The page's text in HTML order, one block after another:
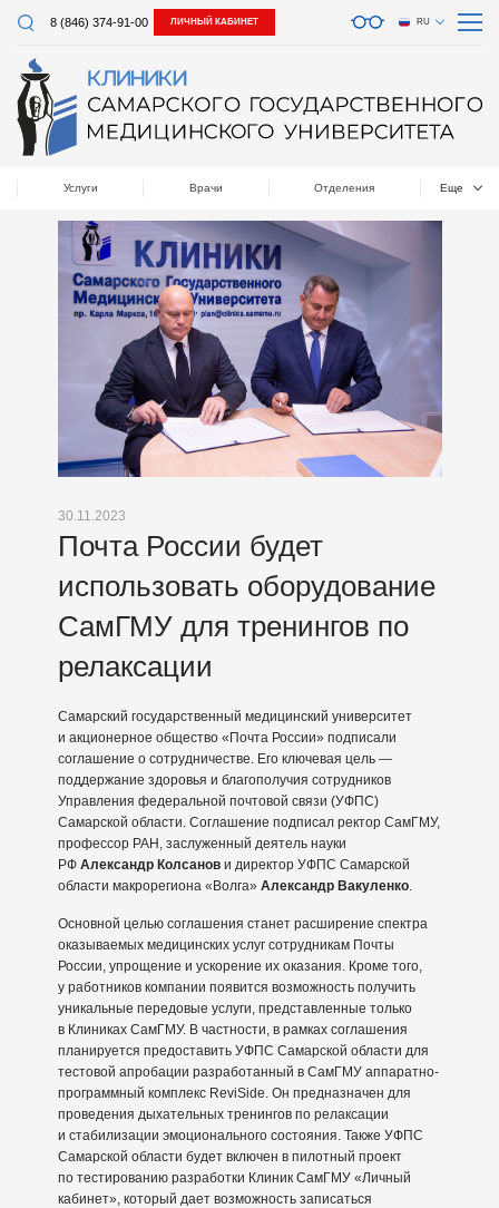
8 (846) 374-91-00 ЛИЧНЫЙ КАБИНЕТ RU
Услуги Врачи Отделения Еще
30.11.2023
Почта России будет
использовать оборудование
СамГМУ для тренингов по
релаксации
Самарский государственный медицинский университет
и акционерное общество «Почта России» подписали
соглашение о сотрудничестве. Его ключевая цель —
поддержание здоровья и благополучия сотрудников
Управления федеральной почтовой связи (УФПС)
Самарской области. Соглашение подписал ректор СамГМУ,
профессор РАН, заслуженный деятель науки
РФ Александр Колсанови директор УФПС Самарской
области макрорегиона «Волга» Александр Вакуленко.
Основной целью соглашения станет расширение спектра
оказываемых медицинских услуг сотрудникам Почты
России, упрощение и ускорение их оказания. Кроме того,
у работников компании появится возможность получить
уникальные передовые услуги, представленные только
в Клиниках СамГМУ. В частности, в рамках соглашения
планируется предоставить УФПС Самарской области для
тестовой апробации разработанный в СамГМУ аппаратно-
программный комплекс ReviSide. Он предназначен для
проведения дыхательных тренингов по релаксации
и стабилизации эмоционального состояния. Также УФПС
Самарской области будет включен в пилотный проект
по тестированию разработки Клиник СамГМУ «Личный
кабинет», который дает возможность записаться